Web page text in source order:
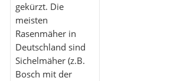
gekürzt. Die
meisten
Rasenmäher in
Deutschland sind
Sichelmäher (z.B.
Bosch mit der